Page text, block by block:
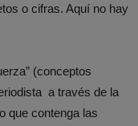
o cifras. Aquí no hay
(conceptos
a través de la
que contenga las